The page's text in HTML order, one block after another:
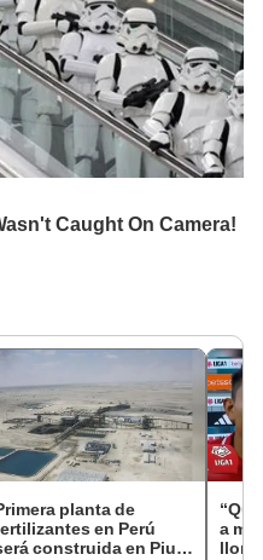
planta de
en Perú
construida en Piura
a mi
lloró